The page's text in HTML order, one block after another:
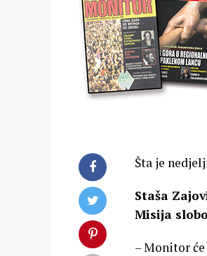
Šta je
Staša
Misija
– Monitor